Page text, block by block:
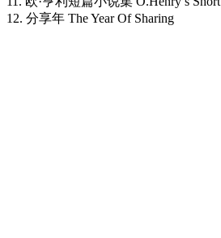
12. 分享年 The Year Of Sharing